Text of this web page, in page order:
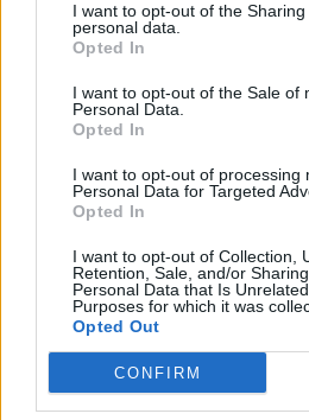
I want to opt-out of the
personal data.
Opted In
I want to opt-out of the Sale of
Personal Data.
Opted In
I want to opt-out of processing
Personal Data for Targeted
Opted In
I want to opt-out of Collection,
Retention, Sale, and/or
Personal Data that Is
Purposes for which it was
Opted Out
CONFIRM
Antygona – plan
1. Antygona informuje
Kreona dotyczącym
Tagi
Antygona